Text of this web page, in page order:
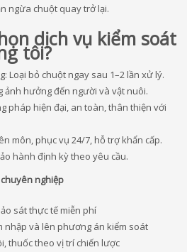
ngừa chuột quay trở lại.
dịch vụ kiểm soát
tôi?
Loại bỏ chuột ngay sau 1–2 lần xử lý.
ảnh hưởng đến người và vật nuôi.
pháp hiện đại, an toàn, thân thiện với
môn, phục vụ 24/7, hỗ trợ khẩn cấp.
hành định kỳ theo yêu cầu.
nghiệp
sát thực tế miễn phí
nhập và lên phương án kiểm soát
thuốc theo vị trí chiến lược